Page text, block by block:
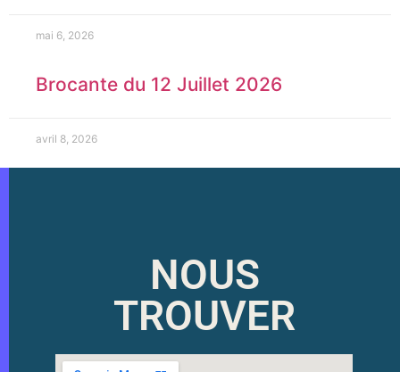
mai 6, 2026
Brocante du 12 Juillet 2026
avril 8, 2026
NOUS
TROUVER